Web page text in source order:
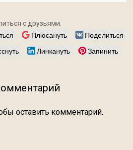
с друзьями:
Плюсануть
Поделиться
Линкануть Запинить
оставить комментарий.